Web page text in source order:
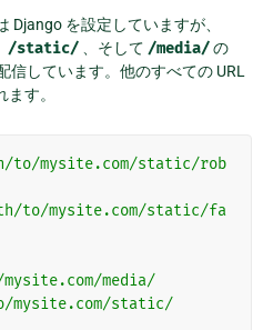
Django を設定していますが、
/static/ 、そして /media/の
信しています。他のすべての URL
す。
to/mysite.com/static/rob
to/mysite.com/static/fa
media/
mysite.com/static/